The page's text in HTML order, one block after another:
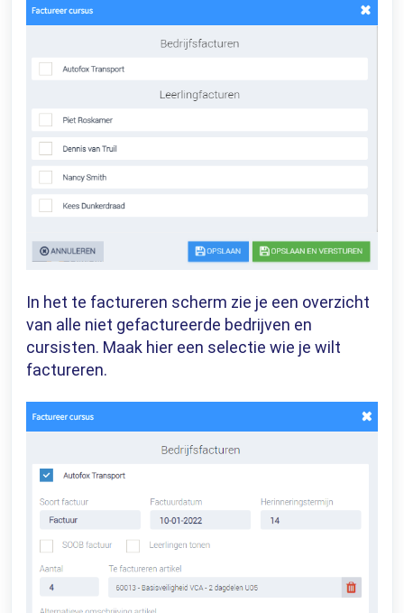
In het te factureren scherm zie je een overzicht
van alle niet gefactureerde bedrijven en
cursisten. Maak hier een selectie wie je wilt
factureren.